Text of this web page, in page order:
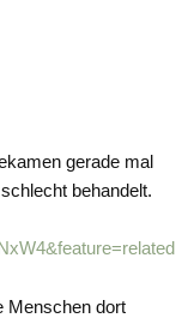
gerade mal
behandelt.
Menschen dort